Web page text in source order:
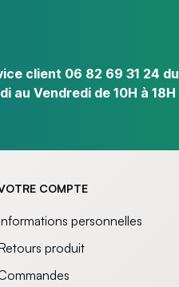
client 06 82 69 31 24 du
au Vendredi de 10H à 18H
COMPTE
personnelles
produit